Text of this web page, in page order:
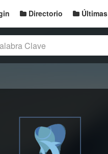
Directorio Últimas